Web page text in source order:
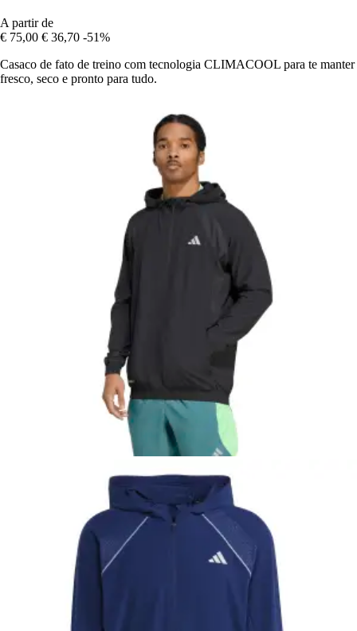
A partir de
€ 75,00 € 36,70 -51%
Casaco de fato de treino com tecnologia CLIMACOOL para te manter
fresco, seco e pronto para tudo.